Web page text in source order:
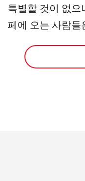
특별할 것이 없으
페에 오는 사람들